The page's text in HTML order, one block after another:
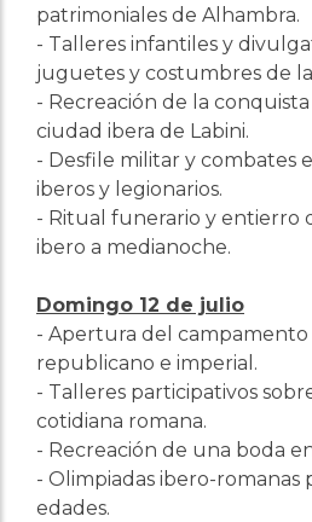
patrimoniales de Alhambra.
- Talleres infantiles y
juguetes y costumbres de
- Recreación de la
ciudad ibera de Labini.
- Desfile militar y combates
iberos y legionarios.
- Ritual funerario y entierro
ibero a medianoche.
Domingo 12 de julio
- Apertura del
republicano e imperial.
- Talleres participativos
cotidiana romana.
- Recreación de una boda
- Olimpiadas ibero-romanas
edades.